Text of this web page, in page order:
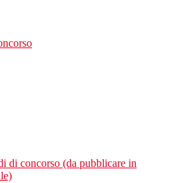
di concorso (da pubblicare in